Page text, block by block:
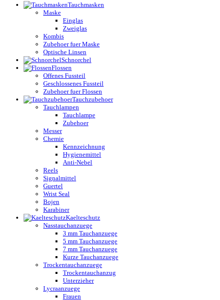
Tauchmasken
Maske
Einglas
Zweiglas
Kombis
Zubehoer fuer Maske
Optische Linsen
Schnorchel
Flossen
Offenes Fussteil
Geschlossenes Fussteil
Zubehoer fuer Flossen
Tauchzubehoer
Tauchlampen
Tauchlampe
Zubehoer
Messer
Chemie
Kennzeichnung
Hygienemittel
Anti-Nebel
Reels
Signalmittel
Guertel
Wrist Seal
Bojen
Karabiner
Kaelteschutz
Nasstauchanzuege
3 mm Tauchanzuege
5 mm Tauchanzuege
7 mm Tauchanzuege
Kurze Tauchanzuege
Trockentauchanzuege
Trockentauchanzug
Unterzieher
Lycraanzuege
Frauen